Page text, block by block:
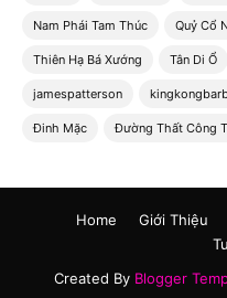
Nam Phái Tam Thúc Quỷ Cổ
Thiên Hạ Bá Xướng Tân Di Ổ
jamespatterson
Đinh Mặc Đường Thất Công
Home Giới Thiệu
Created By Blogger